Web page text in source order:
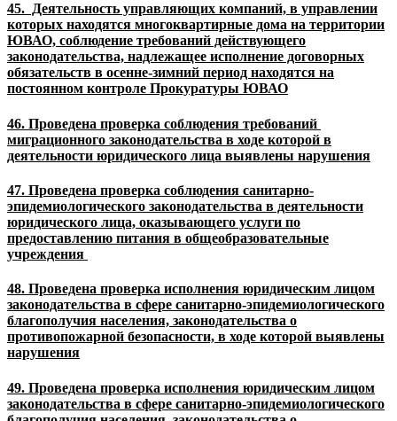
45. Деятельность управляющих компаний, в управлении
которых находятся многоквартирные дома на территории
ЮВАО, соблюдение требований действующего
законодательства, надлежащее исполнение договорных
обязательств в осенне-зимний период находятся на
постоянном контроле Прокуратуры ЮВАО
46. Проведена проверка соблюдения требований
миграционного законодательства в ходе которой в
деятельности юридического лица выявлены нарушения
47. Проведена проверка соблюдения санитарно-
эпидемиологического законодательства в деятельности
юридического лица, оказывающего услуги по
предоставлению питания в общеобразовательные
учреждения
48. Проведена проверка исполнения юридическим лицом
законодательства в сфере санитарно-эпидемиологического
благополучия населения, законодательства о
противопожарной безопасности, в ходе которой выявлены
нарушения
49. Проведена проверка исполнения юридическим лицом
законодательства в сфере санитарно-эпидемиологического